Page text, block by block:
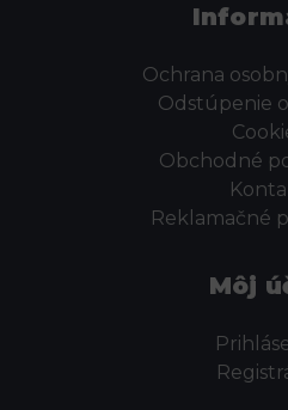
Ochrana
Odstúpenie
Obchodné
Reklamačné
Môj